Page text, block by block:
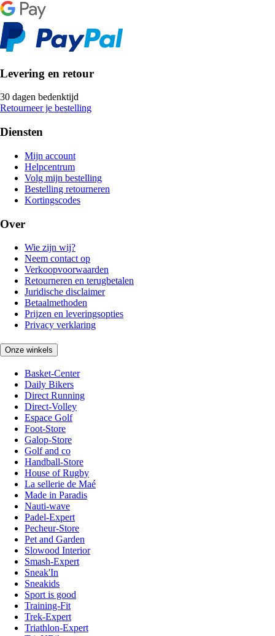
Levering en retour
30 dagen bedenktijd
Retourneer je bestelling
Diensten
Mijn account
Helpcentrum
Volg mijn bestelling
Bestelling retourneren
Kortingscodes
Over
Wie zijn wij?
Neem contact op
Verkoopvoorwaarden
Retourneren en terugbetalen
Juridische disclaimer
Betaalmethoden
Prijzen en leveringsopties
Privacy verklaring
Onze winkels
Basket-Center
Daily Bikers
Direct Running
Direct-Volley
Espace Golf
Foot-Store
Galop-Store
Golf and co
Handball-Store
House of Rugby
La sellerie de Maé
Made in Paradis
Nauti-wave
Padel-Expert
Pecheur-Store
Pet and Garden
Slowood Interior
Smash-Expert
Sneak'In
Sneakids
Sport is good
Training-Fit
Trek-Expert
Triathlon-Expert